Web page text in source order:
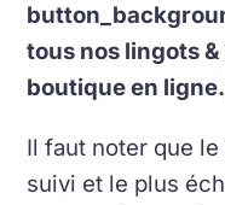
tous nos lingots
boutique en
Il faut noter que
suivi et le plus